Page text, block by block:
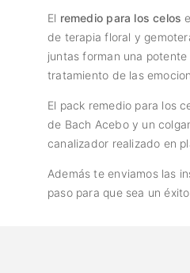
El remedio para los celos
de terapia floral y
juntas forman una
tratamiento de las
El pack remedio para los
de Bach Acebo y un
canalizador realizado en
Además te enviamos las
paso para que sea un